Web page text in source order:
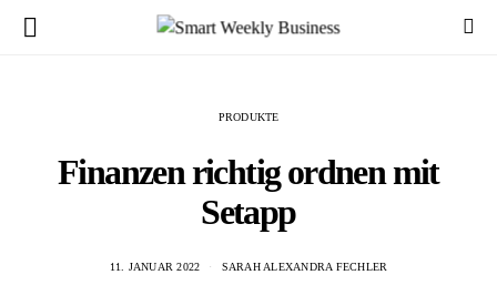
PRODUKTE
Finanzen richtig ordnen mit
Setapp
11. JANUAR 2022 SARAH ALEXANDRA FECHLER